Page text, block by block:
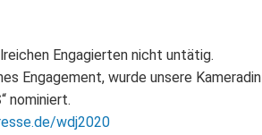
Engagierten nicht untätig.
Engagement, wurde unsere Kameradin
“ nominiert.
wdj2020